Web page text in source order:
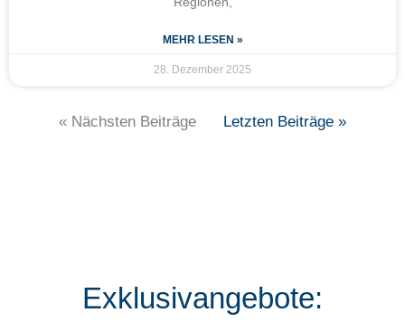
MEHR LESEN »
28. Dezember 2025
« Nächsten Beiträge Letzten Beiträge »
Exklusivangebote: